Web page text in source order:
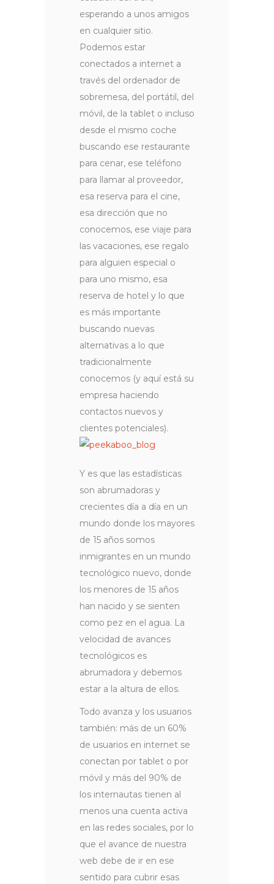
esperando a unos amigos
en cualquier sitio.
Podemos estar
conectados a internet a
través del ordenador de
sobremesa, del portátil, del
móvil, de la tablet o incluso
desde el mismo coche
buscando ese restaurante
para cenar, ese teléfono
para llamar al proveedor,
esa reserva para el cine,
esa dirección que no
conocemos, ese viaje para
las vacaciones, ese regalo
para alguien especial o
para uno mismo, esa
reserva de hotel y lo que
es más importante
buscando nuevas
alternativas a lo que
tradicionalmente
conocemos (y aquí está su
empresa haciendo
contactos nuevos y
clientes potenciales).
Y es que las estadísticas
son abrumadoras y
crecientes día a día en un
mundo donde los mayores
de 15 años somos
inmigrantes en un mundo
tecnológico nuevo, donde
los menores de 15 años
han nacido y se sienten
como pez en el agua. La
velocidad de avances
tecnológicos es
abrumadora y debemos
estar a la altura de ellos.
Todo avanza y los usuarios
también: más de un 60%
de usuarios en internet se
conectan por tablet o por
móvil y más del 90% de
los internautas tienen al
menos una cuenta activa
en las redes sociales, por lo
que el avance de nuestra
web debe de ir en ese
sentido para cubrir esas